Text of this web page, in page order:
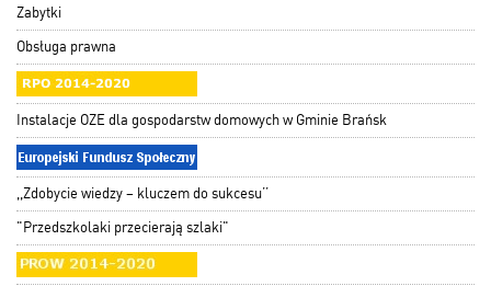
Zabytki
Obsługa prawna
Instalacje OZE dla gospodarstw domowych w Gminie Brańsk
,,Zdobycie wiedzy – kluczem do sukcesu’’
"Przedszkolaki przecierają szlaki"